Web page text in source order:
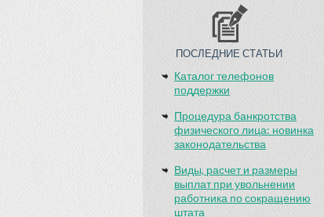
ПОСЛЕДНИЕ СТАТЬИ
Каталог телефонов
поддержки
Процедура банкротства
физического лица: новинка
законодательства
Виды, расчет и размеры
выплат при увольнении
работника по сокращению
штата